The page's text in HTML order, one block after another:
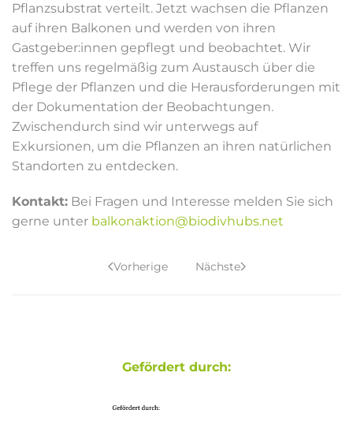
Pflanzsubstrat verteilt. Jetzt wachsen die Pflanzen
auf ihren Balkonen und werden von ihren
Gastgeber:innen gepflegt und beobachtet. Wir
treffen uns regelmäßig zum Austausch über die
Pflege der Pflanzen und die Herausforderungen mit
der Dokumentation der Beobachtungen.
Zwischendurch sind wir unterwegs auf
Exkursionen, um die Pflanzen an ihren natürlichen
Standorten zu entdecken.
Kontakt: Bei Fragen und Interesse melden Sie sich
gerne unter balkonaktion@biodivhubs.net
Vorherige Nächste
Gefördert durch: